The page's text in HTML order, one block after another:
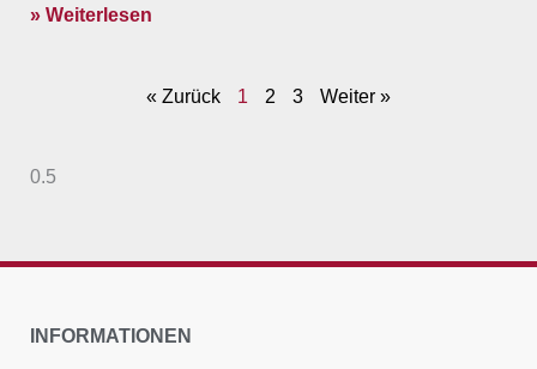
» Weiterlesen
« Zurück 1 2 3 Weiter »
INFORMATIONEN